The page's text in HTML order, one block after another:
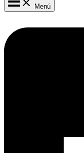
Menú